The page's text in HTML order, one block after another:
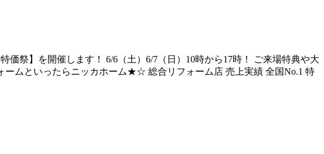
祭】を開催します！ 6/6（土）6/7（日）10時から17時！ ご来場特典や大
たらニッカホーム★☆ 総合リフォーム店 売上実績 全国No.1 特